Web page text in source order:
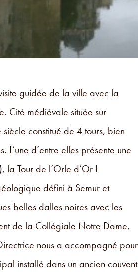
guidée de la ville avec la
Cité médiévale située sur
constitué de 4 tours, bien
d’entre elles présente une
la Tour de l’Orle d’Or !
défini à Semur et
belles dalles noires avec les
de la Collégiale Notre Dame,
nous a accompagné pour
installé dans un ancien couvent